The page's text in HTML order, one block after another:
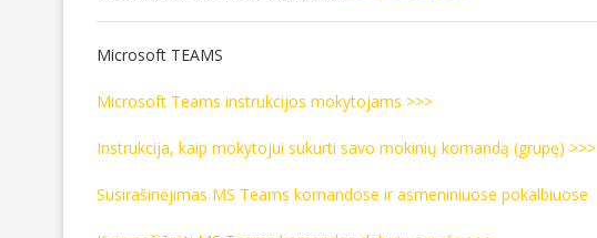
Microsoft TEAMS
Microsoft Teams instrukcijos mokytojams >>>
Instrukcija, kaip mokytojui sukurti savo mokinių komandą (grupę) >>>
Susirašinėjimas MS Teams komandose ir asmeniniuose pokalbiuose